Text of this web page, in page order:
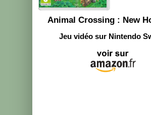
Animal Crossing : New
Jeu vidéo sur Nintendo